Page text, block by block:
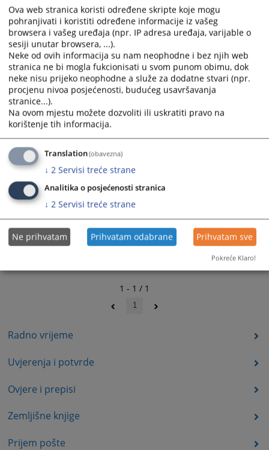
Radno vrijeme
Uvjerenja i potvrde
Ovjere i prepisi
Zemljišne knjige
Prijem pošte
1569PREGLEDA
1 - 1 / 1
1
Ova web stranica koristi određene skripte koje mogu
pohranjivati i koristiti određene informacije iz vašeg
browsera i vašeg uređaja (npr. IP adresa uređaja, varijable o
sesiji unutar browsera, ...).
Neke od ovih informacija su nam neophodne i bez njih web
stranica ne bi mogla fukcionisati u svom punom obimu, dok
neke nisu prijeko neophodne a služe za dodatne stvari (npr.
procjenu nivoa posjećenosti, budućeg usavršavanja
stranice...).
Na ovom mjestu možete dozvoliti ili uskratiti pravo na
korištenje tih informacija.
Translation(obavezna)
↓ 2 Servisi treće strane
Analitika o posjećenosti stranica
↓ 2 Servisi treće strane
Ne prihvatam Prihvatam odabrane Prihvatam sve
Pokreće Klaro!